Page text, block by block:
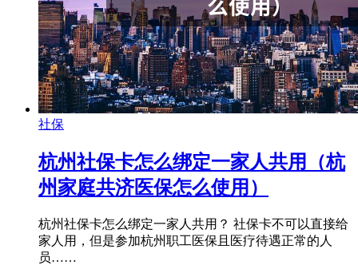
社保
杭州社保卡怎么绑定一家人共用（杭
州家庭共济医保怎么使用）
杭州社保卡怎么绑定一家人共用？ 社保卡不可以直接给
家人用，但是参加杭州职工医保且医疗待遇正常的人
员……